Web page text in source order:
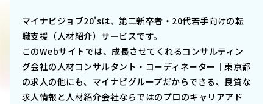
マイナビジョブ20'sは、第二新卒者・20代若手向けの転
職支援（人材紹介）サービスです。
このWebサイトでは、成長させてくれるコンサルティン
グ会社の人材コンサルタント・コーディネーター｜東京都
の求人の他にも、マイナビグループだからできる、良質な
求人情報と人材紹介会社ならではのプロのキャリアアド